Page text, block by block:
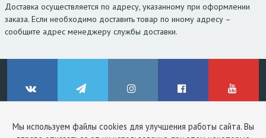
Мы используем файлы cookies для улучшения работы сайта. Вы
Доставка осуществляется по адресу, указанному при оформлении
заказа. Если необходимо доставить товар по иному адресу –
сообщите адрес менеджеру службы доставки.
© ClinicStyle, 2026